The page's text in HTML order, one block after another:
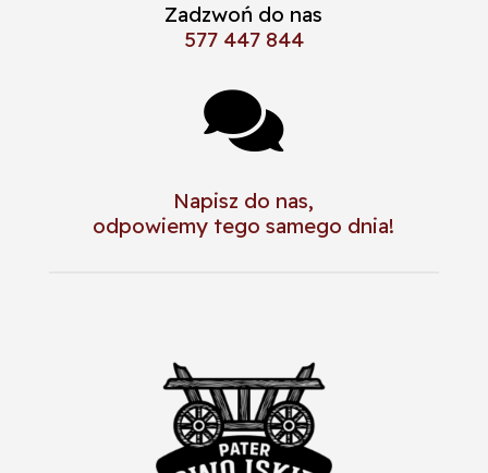
Zadzwoń do nas
577 447 844

Napisz do nas,
odpowiemy tego samego dnia!